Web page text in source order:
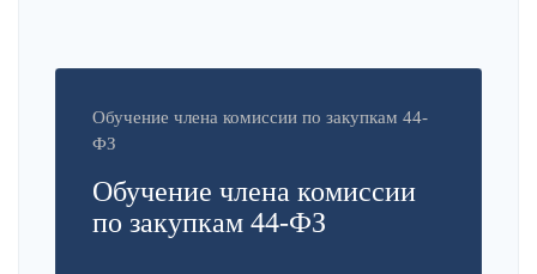
Обучение члена комиссии по закупкам 44-
ФЗ
Обучение члена комиссии
по закупкам 44-ФЗ